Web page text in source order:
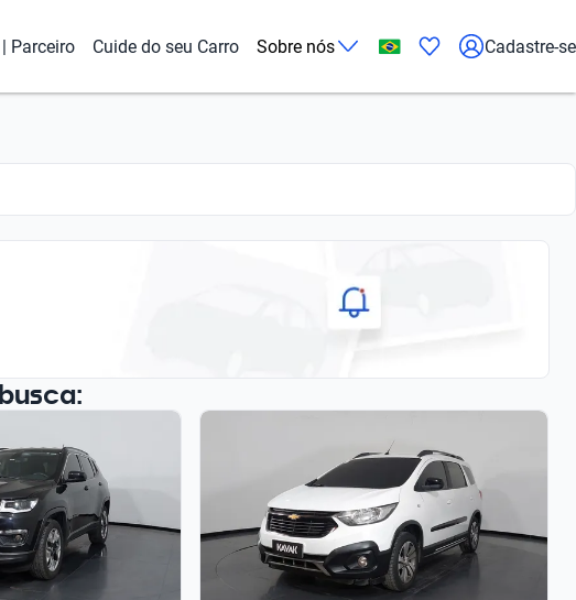
Parceiro Cuide do seu Carro Sobre nós Cadastre-se